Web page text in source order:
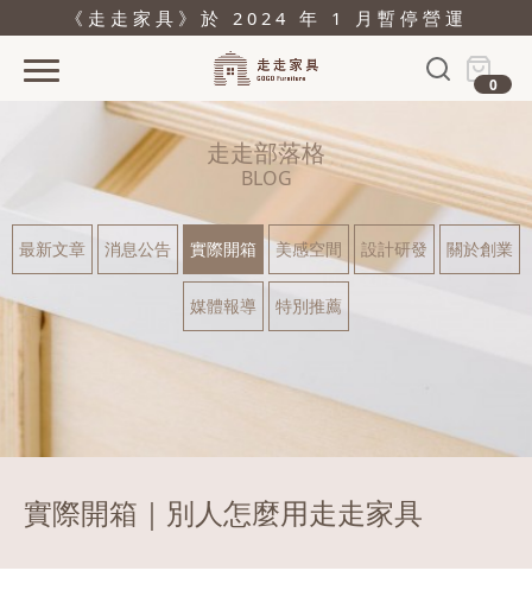
《走走家具》於 2024 年 1 月暫停營運
0
產品
關於
據點
結帳
會員登入
走走部落格
BLOG
最新文章 消息公告 實際開箱 美感空間 設計研發 關於創業
媒體報導 特別推薦
實際開箱｜別人怎麼用走走家具